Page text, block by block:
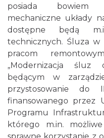
posiada bowiem
mechaniczne układy
dostępne będą
technicznych. Śluza w
pracom
„Modernizacja śluz
będącym w
przystosowanie do
finansowanego przez
Programu
którego m.in.